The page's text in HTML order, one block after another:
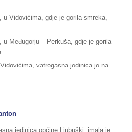
u Vidovićima, gdje je gorila smreka,
u Međugorju – Perkuša, gdje je gorila
vatrogasna jedinica je na
jedinica općine Ljubuški, imala je